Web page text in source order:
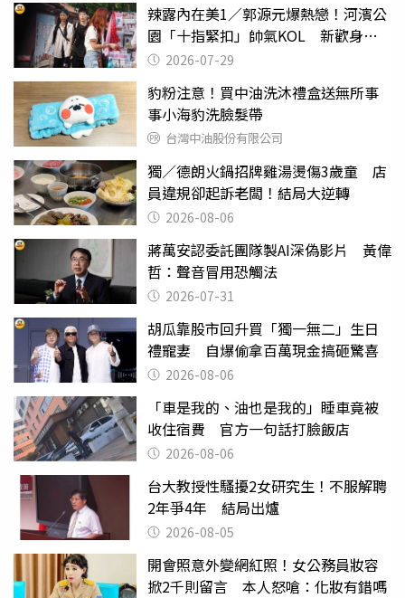
辣露內在美1／郭源元爆熱戀！河濱公
園「十指緊扣」帥氣KOL 新歡身份
曝光2026-07-29
豹粉注意！買中油洗沐禮盒送無所事
事小海豹洗臉髮帶
台灣中油股份有限公司
獨／德朗火鍋招牌雞湯燙傷3歲童 店
員違規卻起訴老闆！結局大逆轉
2026-08-06
蔣萬安認委託團隊製AI深偽影片 黃偉
哲：聲音冒用恐觸法
2026-07-31
胡瓜靠股市回升買「獨一無二」生日
禮寵妻 自爆偷拿百萬現金搞砸驚喜
2026-08-06
「車是我的、油也是我的」睡車竟被
收住宿費 官方一句話打臉飯店
2026-08-06
台大教授性騷擾2女研究生！不服解聘
2年爭4年 結局出爐
2026-08-05
開會照意外變網紅照！女公務員妝容
掀2千則留言 本人怒嗆：化妝有錯嗎